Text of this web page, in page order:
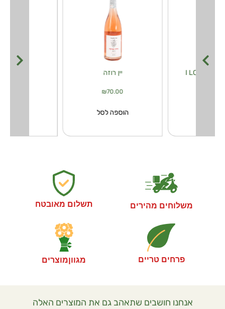
יין רוזה
₪70.00
הוספה לסל
משלוחים מהירים תשלום מאובטח
פרחים טריים מגווןמוצרים
אנחנו חושבים שתאהב גם את המוצרים האלה